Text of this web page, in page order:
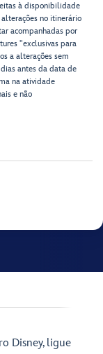
à disponibilidade
no itinerário
acompanhadas por
"exclusivas para
a alterações sem
antes da data de
na atividade
e não
Disney, ligue